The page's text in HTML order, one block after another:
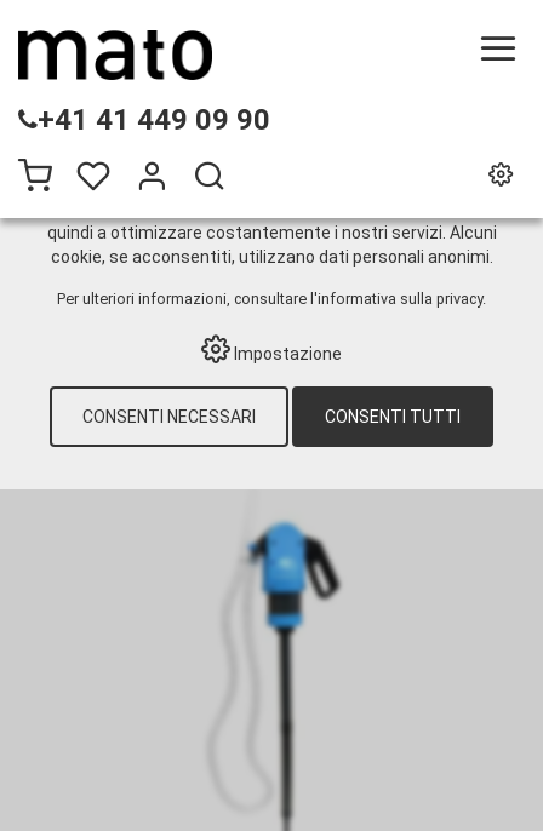
+41 41 449 09 90
Pompe e accessori
TECNICA INDUSTRIALE
AUTOMOTIV E OFFICINA › POMPE E
ACCESSORI › POMPA A LEVA ADBLUE®
QUESTO SITO WEB UTILIZZA I COOKIE
Sul nostro sito web utilizziamo diversi cookie: alcuni sono
necessari per il corretto funzionamento del sito, altri
consentono di utilizzare più funzionalità, altri ancora ci
quindi a ottimizzare costantemente i nostri servizi. Alcuni
cookie, se acconsentiti, utilizzano dati personali anonimi.
Per ulteriori informazioni, consultare l'informativa sulla privacy.
Impostazione
CONSENTI NECESSARI CONSENTI TUTTI